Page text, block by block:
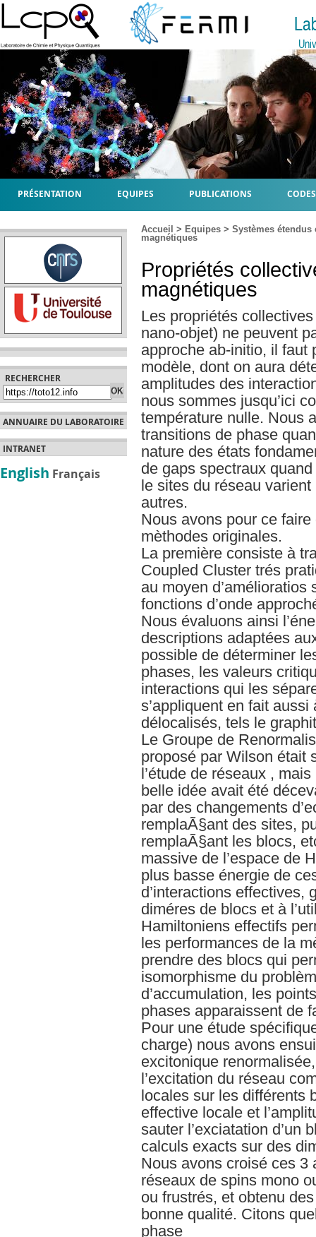
PRÉSENTATION EQUIPES PUBLICATIONS
RECHERCHER
ANNUAIRE DU LABORATOIRE
INTRANET
English Français
Accueil > Equipes > Systèmes étendus
magnétiques
Propriétés
magnétiques
Les propriétés collectives
nano-objet) ne peuvent
approche ab-initio, il faut
modèle, dont on aura
amplitudes des
nous sommes jusqu’ici
température nulle. Nous
transitions de phase
nature des états
de gaps spectraux
le sites du réseau
autres.
Nous avons pour ce
mèthodes originales.
La première consiste à
Coupled Cluster trés
au moyen
fonctions d’onde
Nous évaluons ainsi
descriptions adaptées
possible de déterminer
phases, les valeurs
interactions qui les
s’appliquent en fait aussi
délocalisés, tels le
Le Groupe de
proposé par Wilson était
l’étude de réseaux ,
belle idée avait été
par des changements
remplaÃ§ant des sites,
remplaÃ§ant les blocs,
massive de l’espace de
plus basse énergie de
d’interactions effectives,
diméres de blocs et à
Hamiltoniens effectifs
les performances de la
prendre des blocs qui
isomorphisme du
d’accumulation, les
phases apparaissent de
Pour une étude
charge) nous avons
excitonique
l’excitation du réseau
locales sur les différents
effective locale et
sauter l’exciatation d’un
calculs exacts sur des
Nous avons croisé ces 3
réseaux de spins mono
ou frustrés, et obtenu
bonne qualité. Citons
phase